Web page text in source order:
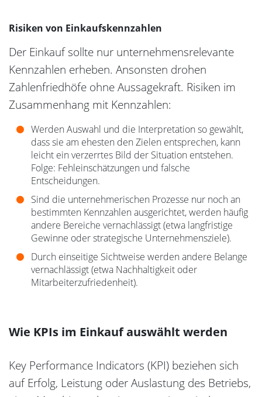
Risiken von Einkaufskennzahlen
Der Einkauf sollte nur unternehmensrelevante
Kennzahlen erheben. Ansonsten drohen
Zahlenfriedhöfe ohne Aussagekraft. Risiken im
Zusammenhang mit Kennzahlen:
Werden Auswahl und die Interpretation so gewählt,
dass sie am ehesten den Zielen entsprechen, kann
leicht ein verzerrtes Bild der Situation entstehen.
Folge: Fehleinschätzungen und falsche
Entscheidungen.
Sind die unternehmerischen Prozesse nur noch an
bestimmten Kennzahlen ausgerichtet, werden häufig
andere Bereiche vernachlässigt (etwa langfristige
Gewinne oder strategische Unternehmensziele).
Durch einseitige Sichtweise werden andere Belange
vernachlässigt (etwa Nachhaltigkeit oder
Mitarbeiterzufriedenheit).
Wie KPIs im Einkauf auswählt werden
Key Performance Indicators (KPI) beziehen sich
auf Erfolg, Leistung oder Auslastung des Betriebs,